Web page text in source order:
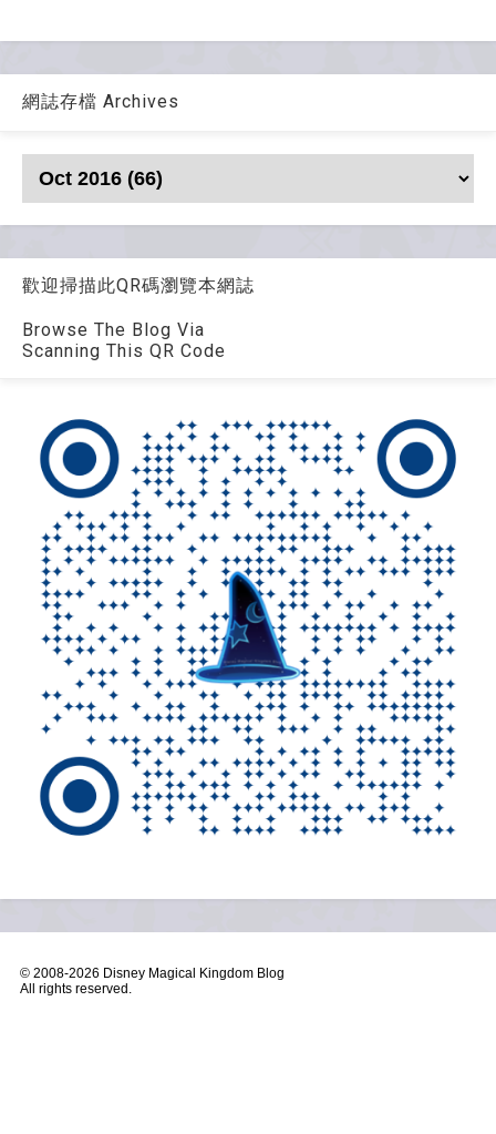
網誌存檔 Archives
歡迎掃描此QR碼瀏覽本網誌
Browse The Blog Via
Scanning This QR Code
© 2008-2026 Disney Magical Kingdom Blog
All rights reserved.